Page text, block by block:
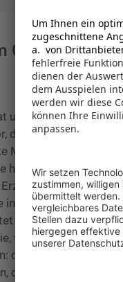
Genre-
unser Leben für
der bereits
Mahrt. Sie greift eine
heraus, also eine
Hier
inneren Vorgänge
werden. Charlotte
von zu Hause
die sich streitenden
der nach seinem